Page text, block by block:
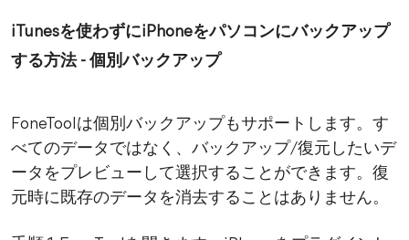
iTunesを使わずにiPhoneをパソコンにバックアップ
する方法 - 個別バックアップ
FoneToolは個別バックアップもサポートします。す
べてのデータではなく、バックアップ/復元したいデ
ータをプレビューして選択することができます。復
元時に既存のデータを消去することはありません。